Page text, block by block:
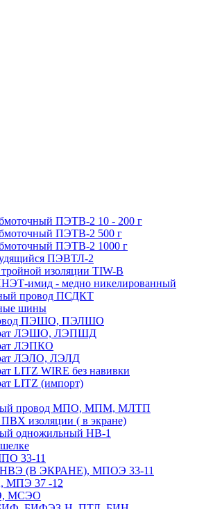
ПЭТВ-2 10 - 200 г
ПЭТВ-2 500 г
ПЭТВ-2 1000 г
ПЭВТЛ-2
изоляции TIW-B
имид - медно никелированный
провод ПСДКТ
шины
ПЭШО, ПЭЛШО
ЛЭШО, ЛЭПШД
ЛЭПКО
ЛЭЛО, ЛЭЛД
LITZ WIRE без навивки
LITZ (импорт)
провод МПО, МПМ, МЛТП
изоляции ( в экране)
одножильный HB-1
33-11
(В ЭКРАНЕ), МПОЭ 33-11
МПЭ 37 -12
МСЭО